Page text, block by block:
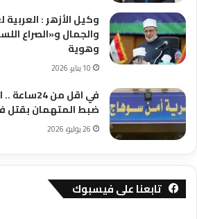
وكيل الأزهر : العربية
والجمال و«الصراع
وهوية
10 يناير، 2026
في اقل
ضبط المتهمان بقتل
26 يوليو، 2026
تابعنا على فيسبوك